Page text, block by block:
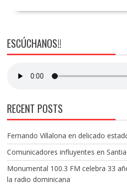
ESCÚCHANOS!!
RECENT POSTS
Fernando Villalona en delicado
Comunicadores influyentes en
Monumental 100.3 FM celebra 33
la radio dominicana